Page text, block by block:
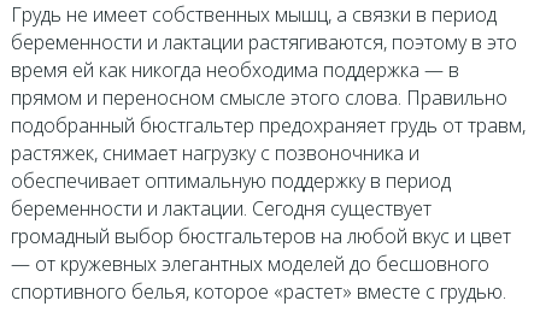
Грудь не имеет собственных мышц, а связки в период
беременности и лактации растягиваются, поэтому в это
время ей как никогда необходима поддержка — в
прямом и переносном смысле этого слова. Правильно
подобранный бюстгальтер предохраняет грудь от травм,
растяжек, снимает нагрузку с позвоночника и
обеспечивает оптимальную поддержку в период
беременности и лактации. Сегодня существует
громадный выбор бюстгальтеров на любой вкус и цвет
— от кружевных элегантных моделей до бесшовного
спортивного белья, которое «растет» вместе с грудью.